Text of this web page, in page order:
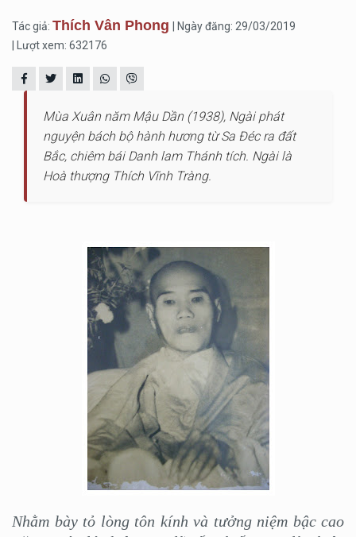
Tác giả: Thích Vân Phong
| Ngày đăng: 29/03/2019
| Lượt xem: 632176
Mùa Xuân năm Mậu Dần (1938), Ngài phát
nguyện bách bộ hành hương từ Sa Đéc ra đất
Bắc, chiêm bái Danh lam Thánh tích. Ngài là
Hoà thượng Thích Vĩnh Tràng.
Nhằm bày tỏ lòng tôn kính và tưởng niệm bậc cao